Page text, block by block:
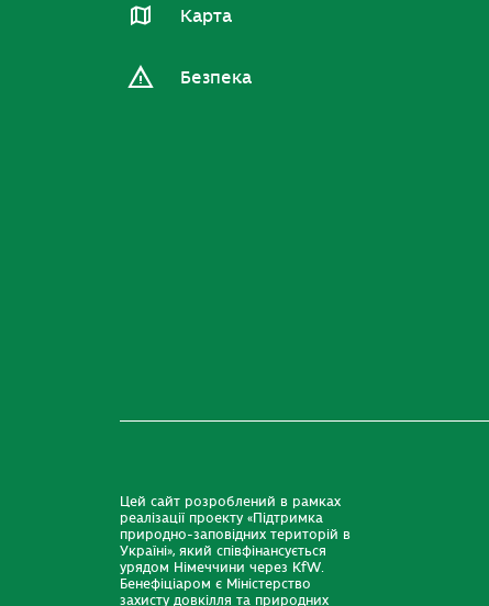
Карта
Безпека
Цей сайт розроблений в рамках
реалізації проекту «Підтримка
природно-заповідних територій в
Україні», який співфінансується
урядом Німеччини через KfW.
Бенефіціаром є Міністерство
захисту довкілля та природних